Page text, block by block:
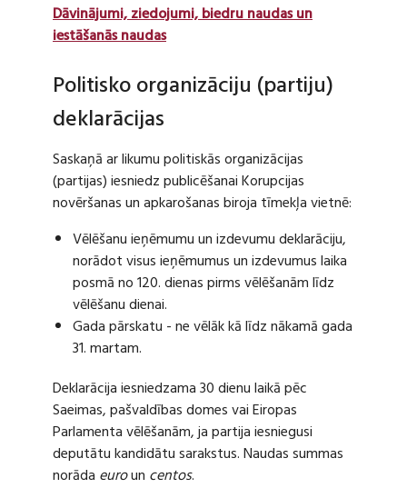
Dāvinājumi, ziedojumi, biedru naudas un
iestāšanās naudas
Politisko organizāciju (partiju)
deklarācijas
Saskaņā ar likumu politiskās organizācijas
(partijas) iesniedz publicēšanai Korupcijas
novēršanas un apkarošanas biroja tīmekļa vietnē:
Vēlēšanu ieņēmumu un izdevumu deklarāciju,
norādot visus ieņēmumus un izdevumus laika
posmā no 120. dienas pirms vēlēšanām līdz
vēlēšanu dienai.
Gada pārskatu - ne vēlāk kā līdz nākamā gada
31. martam.
Deklarācija iesniedzama 30 dienu laikā pēc
Saeimas, pašvaldības domes vai Eiropas
Parlamenta vēlēšanām, ja partija iesniegusi
deputātu kandidātu sarakstus. Naudas summas
norāda euroun centos.